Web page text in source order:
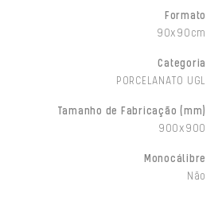
Formato
90x90cm
Categoria
PORCELANATO UGL
Tamanho de Fabricação (mm)
900x900
Monocálibre
Não